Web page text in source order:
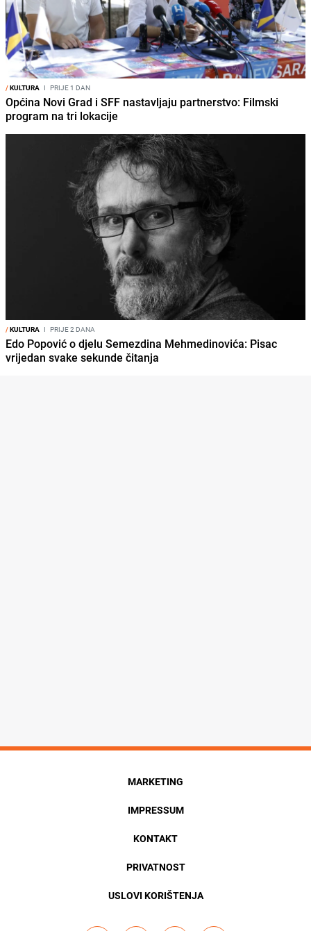
/KULTURA I PRIJE 1 DAN
Općina Novi Grad i SFF nastavljaju partnerstvo: Filmski
program na tri lokacije
/KULTURA I PRIJE 2 DANA
Edo Popović o djelu Semezdina Mehmedinovića: Pisac
vrijedan svake sekunde čitanja
MARKETING
IMPRESSUM
KONTAKT
PRIVATNOST
USLOVI KORIŠTENJA